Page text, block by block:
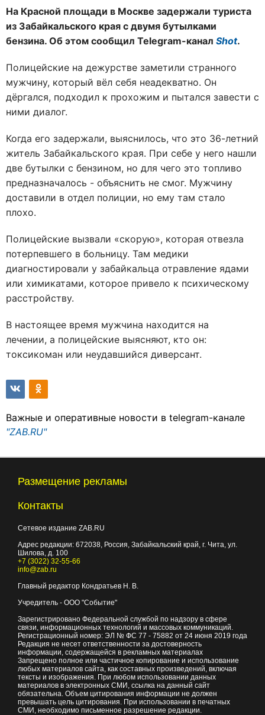
На Красной площади в Москве задержали туриста
из Забайкальского края с двумя бутылками
бензина. Об этом сообщил Telegram-канал Shot.
Полицейские на дежурстве заметили странного
мужчину, который вёл себя неадекватно. Он
дёргался, подходил к прохожим и пытался завести с
ними диалог.
Когда его задержали, выяснилось, что это 36-летний
житель Забайкальского края. При себе у него нашли
две бутылки с бензином, но для чего это топливо
предназначалось - объяснить не смог. Мужчину
доставили в отдел полиции, но ему там стало
плохо.
Полицейские вызвали «скорую», которая отвезла
потерпевшего в больницу. Там медики
диагностировали у забайкальца отравление ядами
или химикатами, которое привело к психическому
расстройству.
В настоящее время мужчина находится на
лечении, а полицейские выясняют, кто он:
токсикоман или неудавшийся диверсант.
Важные и оперативные новости в telegram-канале
"ZAB.RU"
Размещение рекламы
Контакты
Сетевое издание ZAB.RU
Адрес редакции: 672038 , Россия, Забайкальский край, г. Чита ул.
Шилова, д. 100
+7 (3022) 32-55-66
info@zab.ru
Главный редактор Кондратьев Н. В.
Учредитель - ООО "Событие"
Зарегистрировано Федеральной службой по надзору в сфере
связи, информационных технологий и массовых коммуникаций.
Регистрационный номер: ЭЛ № ФС 77 - 75882 от 24 июня 2019 года
Редакция не несет ответственности за достоверность
информации, содержащейся в рекламных материалах
Запрещено полное или частичное копирование и использование
любых материалов сайта, как составных произведений, включая
тексты и изображения. При любом использовании данных
материалов в электронных СМИ, ссылка на данный сайт
обязательна. Объем цитирования информации не должен
превышать цель цитирования. При использовании в печатных
СМИ, необходимо письменное разрешение редакции.